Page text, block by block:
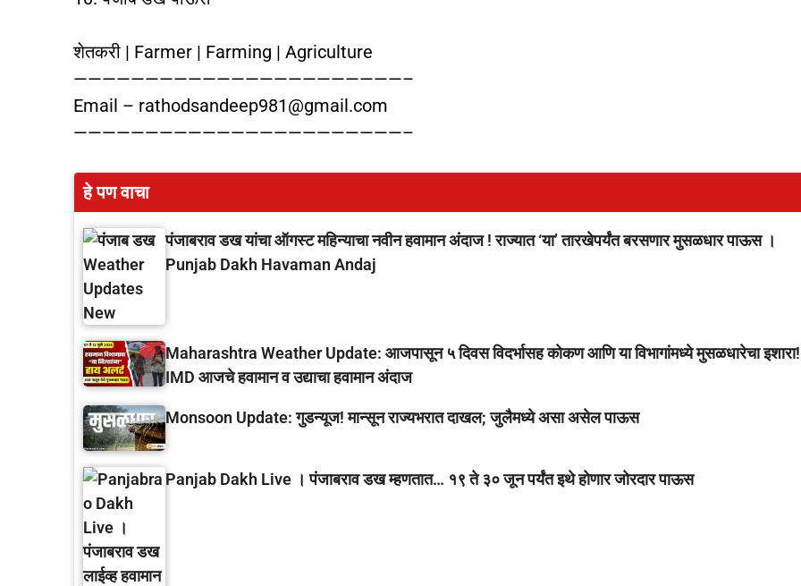
शेतकरी | Farmer | Farming | Agriculture
———————————————————————–
Email – rathodsandeep981@gmail.com
———————————————————————–
हे पण वाचा
पंजाबराव डख यांचा ऑगस्ट महिन्याचा नवीन हवामान अंदाज ! राज्यात ‘या’ तारखेपर्यंत बरसणार मुसळधार पाऊस ।
Punjab Dakh Havaman Andaj
Maharashtra Weather Update: आजपासून ५ दिवस विदर्भासह कोकण आणि या विभागांमध्ये मुसळधारेचा इशारा!
IMD आजचे हवामान व उद्याचा हवामान अंदाज
Monsoon Update: गुडन्यूज! मान्सून राज्यभरात दाखल; जुलैमध्ये असा असेल पाऊस
Panjab Dakh Live । पंजाबराव डख म्हणतात… १९ ते ३० जून पर्यंत इथे होणार जोरदार पाऊस